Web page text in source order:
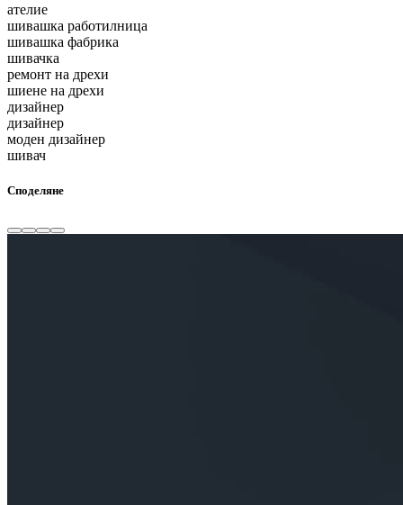
ателие
шивашка работилница
шивашка фабрика
шивачка
ремонт на дрехи
шиене на дрехи
дизайнер
дизайнер
моден дизайнер
шивач
Споделяне